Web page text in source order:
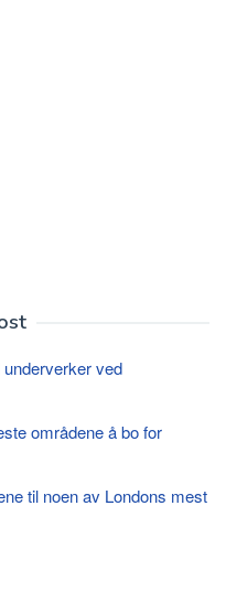
ved
områdene å bo for
til noen av Londons mest